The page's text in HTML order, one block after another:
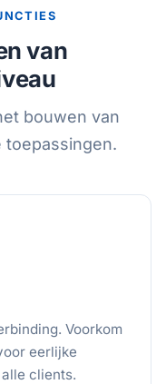
van
bouwen van
Voorkom
eerlijke
clients.